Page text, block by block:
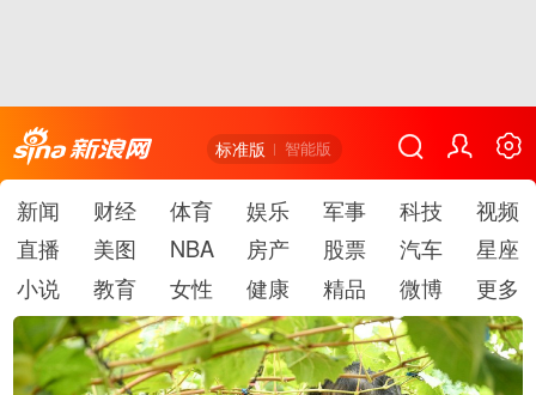
标准版 智能版
新闻 财经 体育 娱乐 军事 科技
视频
直播
美图 NBA 房产 股票 汽车
星座
小说
教育 女性 健康 精品 微博 更多